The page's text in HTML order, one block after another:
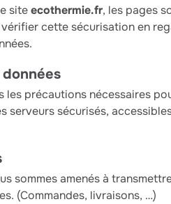
siteecothermie.fr, les pages
cette sécurisation en
les précautions nécessaires
serveurs sécurisés,
sommes amenés à
(Commandes, livraisons, …)